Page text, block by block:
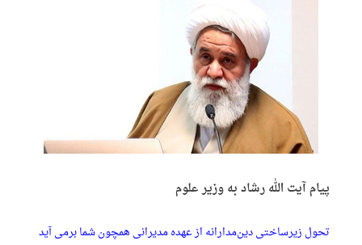
پیام آیت الله رشاد به وزیر علوم
تحول زیرساختی دین‌مدارانه از عهده‌ مدیرانی همچون شما برمی آید